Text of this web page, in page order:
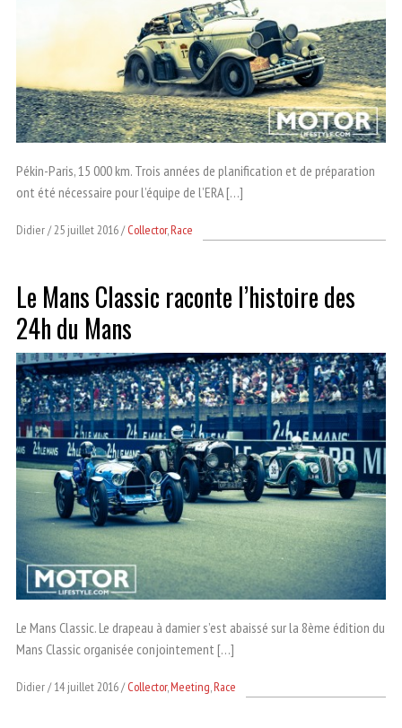
Pékin-Paris, 15 000 km. Trois années de planification et de préparation
ont été nécessaire pour l’équipe de l’ERA […]
Didier 25 juillet 2016 Collector,Race
Le Mans Classic raconte l’histoire des
24h du Mans
Le Mans Classic. Le drapeau à damier s’est abaissé sur la 8ème édition du
Mans Classic organisée conjointement […]
Didier 14 juillet 2016 Collector, Meeting Race